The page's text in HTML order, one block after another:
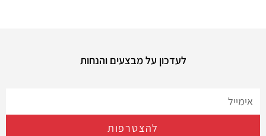
לעדכון על מבצעים והנחות
להצטרפות